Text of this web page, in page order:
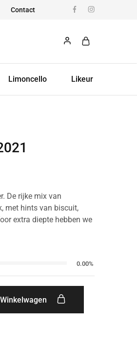
Contact
Limoncello Likeur
De rijke mix van
met hints van biscuit,
extra diepte hebben we
0.00%